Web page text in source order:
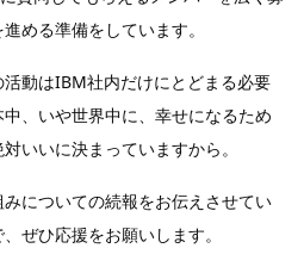
める準備をしています。
動はIBM社内だけにとどまる必要
、いや世界中に、幸せになるため
いいに決まっていますから。
についての続報をお伝えさせてい
ぜひ応援をお願いします。